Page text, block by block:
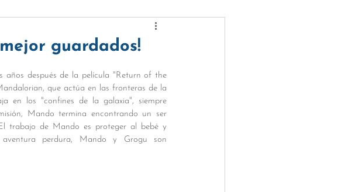
guardados!
años después de la película "Return of the
que actúa en las fronteras de la
en los "confines de la galaxia", siempre
Mando termina encontrando un ser
trabajo de Mando es proteger al bebé y
perdura, Mando y Grogu son